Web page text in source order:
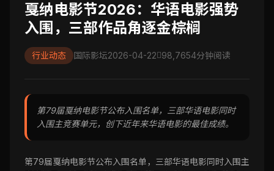
戛纳电影节2026：华语电影强势
入围，三部作品角逐金棕榈
行业动态 国际影坛2026-04-22 98,7654分钟阅读
第79届戛纳电影节公布入围名单，三部华语电影同时
入围主竞赛单元，创下近年来华语电影的最佳成绩。
第79届戛纳电影节公布入围名单，三部华语电影同时入围主